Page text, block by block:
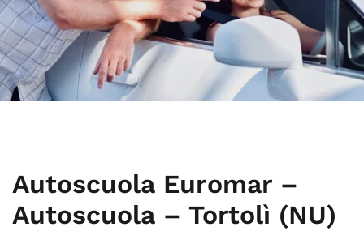
Autoscuola Euromar –
Autoscuola – Tortolì (NU)